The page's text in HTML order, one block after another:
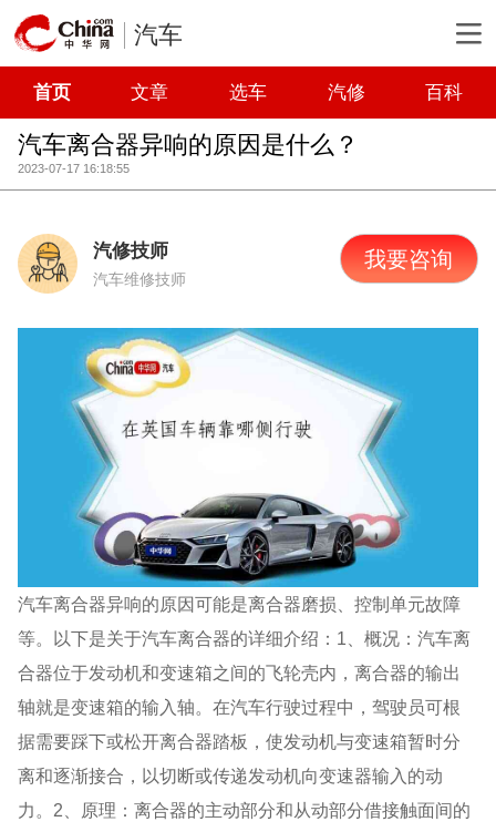
汽车
首页 文章 选车 汽修 百科
汽车离合器异响的原因是什么？
2023-07-17 16:18:55
汽修技师
汽车维修技师
我要咨询
汽车离合器异响的原因可能是离合器磨损、控制单元故障
等。以下是关于汽车离合器的详细介绍：1、概况：汽车离
合器位于发动机和变速箱之间的飞轮壳内，离合器的输出
轴就是变速箱的输入轴。在汽车行驶过程中，驾驶员可根
据需要踩下或松开离合器踏板，使发动机与变速箱暂时分
离和逐渐接合，以切断或传递发动机向变速器输入的动
力。2、原理：离合器的主动部分和从动部分借接触面间的